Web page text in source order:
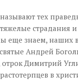
тех
страдания
еще знаем, наших
Андрей
Димитрий
в